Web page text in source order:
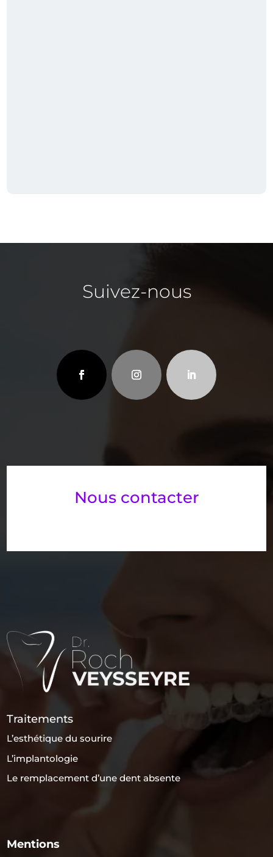
Suivez-nous
Nous contacter
Traitements
L’esthétique du sourire
L’implantologie
Le remplacement d’une dent absente
Mentions